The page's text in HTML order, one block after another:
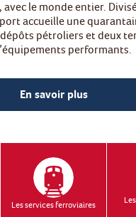
avec le monde entier.
accueille une
pétroliers et deux
performants.
En savoir plus
Les services ferroviaires